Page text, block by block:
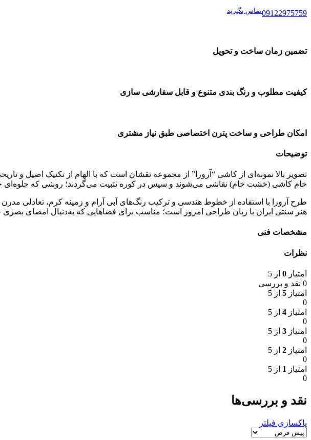
09122975759تماس بگیرید
تضمین زمان ساخت و تحویل
کیفیت مطلوب و رنگ بندی متنوع و قابل سفارشی سازی
امکان طراحی و ساخت پترن اختصاصی طبق نیاز مشتری
توضیحات
تصویر بالا نمونه‌ای از کاشی “آرورا” از مجموعه نقشان است که با الهام از تکنیک اصیل
خام کاشی (خشت خام) نقاشی می‌شوند و سپس در کوره تثبیت می‌گردند؛ روشی که جلوه‌ای
طرح آرورا با استفاده از خطوط هندسی و ترکیب رنگ‌های آبی آرام و زمینه کرم، تعادلی
هنر سنتی ایران با زبان طراحی امروز است؛ مناسب برای فضاهایی که به‌دنبال امضای بصری
مشخصات فنی
نظرات
امتیاز 0 از 5
0 نقد و بررسی
امتیاز 5 از 5
0
امتیاز 4 از 5
0
امتیاز 3 از 5
0
امتیاز 2 از 5
0
امتیاز 1 از 5
0
نقد و بررسی‌ها
پاکسازی فیلتر